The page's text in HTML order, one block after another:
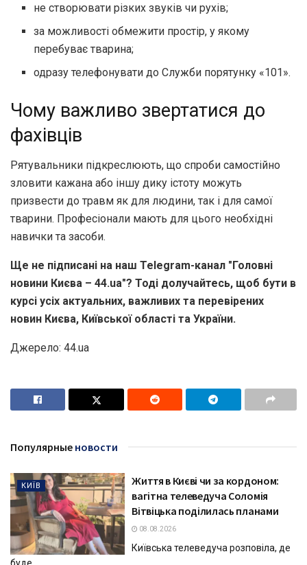
не створювати різких звуків чи рухів;
за можливості обмежити простір, у якому
перебуває тварина;
одразу телефонувати до Служби порятунку «101».
Чому важливо звертатися до
фахівців
Рятувальники підкреслюють, що спроби самостійно
зловити кажана або іншу дику істоту можуть
призвести до травм як для людини, так і для самої
тварини. Професіонали мають для цього необхідні
навички та засоби.
Ще не підписані на наш Telegram-канал "Головні
новини Києва – 44.ua"? Тоді долучайтесь, щоб бути в
курсі усіх актуальних, важливих та перевірених
новин Києва, Київської області та України.
Джерело: 44.ua
Популярные новости
КИЇВ
Життя в Києві чи за кордоном:
вагітна телеведуча Соломія
Вітвіцька поділилась планами
08.08.2026
Київська телеведуча розповіла, де
буде...